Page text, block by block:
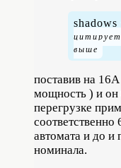
shadows
поставив на
мощность ) и он
перегрузке
автомата и до и
номинала.